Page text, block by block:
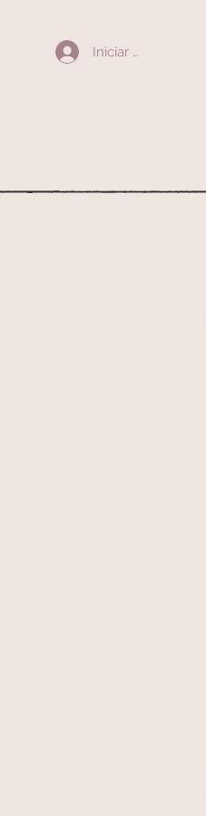
Iniciar sesión